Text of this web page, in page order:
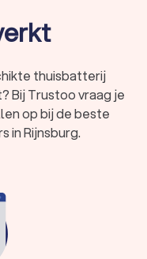
8.8 gebaseerd op
verschillende
en vind de beste
en budget.
slaat de
Het overschot
zon schijnt, wordt
opgeslagen energie
thuisbatterij
Bij Trustoo vraag je
op bij de beste
in Rijnsburg.